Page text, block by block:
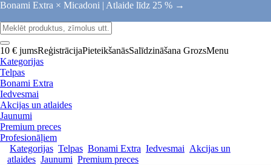
Bonami Extra × Micadoni | Atlaide līdz 25 % →
10 € jumsReģistrācijaPieteikšanāsSalīdzināšana GrozsMenu
Kategorijas
Telpas
Bonami Extra
Iedvesmai
Akcijas un atlaides
Jaunumi
Premium preces
Profesionāļiem
Kategorijas Telpas Bonami Extra Iedvesmai Akcijas un
atlaides Jaunumi Premium preces